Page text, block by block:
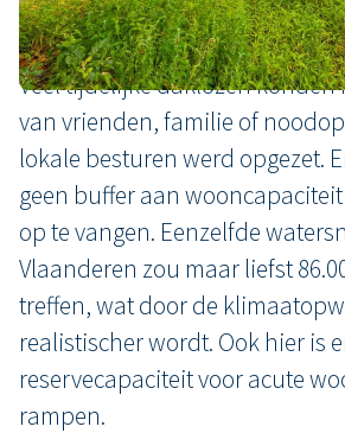
verloren.
Veel tijdelijke daklozen
van vrienden, familie of
lokale besturen werd opgezet.
geen buffer aan
op te vangen. Eenzelfde
Vlaanderen zou maar liefst
treffen, wat door de
realistischer wordt. Ook hier is
reservecapaciteit voor acute
rampen.